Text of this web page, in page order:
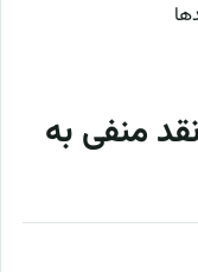
منفی به